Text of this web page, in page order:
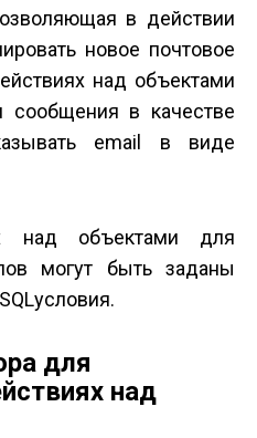
в действии
новое почтовое
над объектами
сообщения в качестве
e­mail в виде
над объектами для
могут быть заданы
для
над